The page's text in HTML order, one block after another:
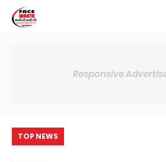
Responsive
TOP NEWS